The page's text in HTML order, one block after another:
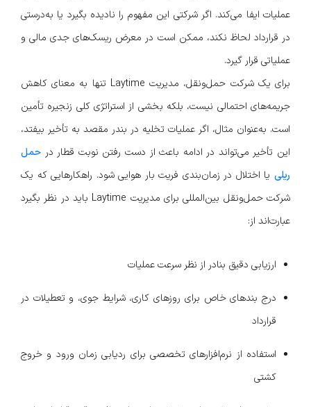
عملیات ایفا می‌کند. اگر شرکتی این مفهوم را نادیده بگیرد یا به‌درستی
در قرارداد لحاظ نکند، ممکن است در معرض ریسک‌های جدی مالی و
عملیاتی قرار گیرد.
برای یک شرکت حمل‌ونقل، مدیریت Laytime تنها به معنای کاهش
جریمه‌های احتمالی نیست، بلکه بخشی از استراتژی کلی زنجیره تأمین
است. به‌عنوان مثال، اگر عملیات تخلیه در بندر مقصد به تأخیر بیفتد،
این تأخیر می‌تواند در ادامه باعث از دست رفتن نوبت قطار در حمل
ریلی یا اختلال در زمان‌بندی فریت بار هوایی شود. راهکارهایی که یک
شرکت حمل‌ونقل بین‌المللی برای مدیریت Laytime باید در نظر بگیرد
عبارت‌اند از:
ارزیابی دقیق بنادر از نظر سرعت عملیات
درج بندهای خاص برای روزهای کاری، شرایط جوی، و تعطیلات در
قرارداد
استفاده از نرم‌افزارهای تخصصی برای ردیابی زمان ورود و خروج
کشتی